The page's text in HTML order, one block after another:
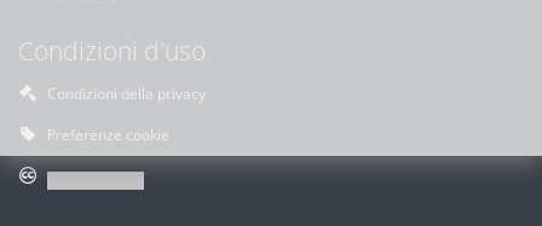
Condizioni d'uso
Condizioni della privacy
Preferenze cookie